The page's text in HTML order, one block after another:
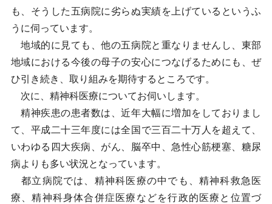
も、そうした五病院に劣らぬ実績を上げているというふ
うに伺っています。
地域的に見ても、他の五病院と重なりませんし、東部
地域における今後の母子の安心につなげるためにも、ぜ
ひ引き続き、取り組みを期待するところです。
次に、精神科医療についてお伺いします。
精神疾患の患者数は、近年大幅に増加をしておりまし
て、平成二十三年度には全国で三百二十万人を超えて、
いわゆる四大疾病、がん、脳卒中、急性心筋梗塞、糖尿
病よりも多い状況となっています。
都立病院では、精神科医療の中でも、精神科救急医
療、精神科身体合併症医療などを行政的医療と位置づ